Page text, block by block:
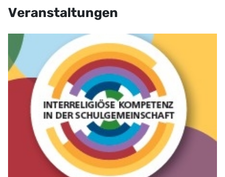
Veranstaltungen